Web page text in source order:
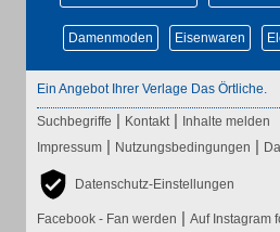
Damenmoden Eisenwaren
Ein Angebot Ihrer Verlage Das Örtliche.
Suchbegriffe | Kontakt | Inhalte melden
Impressum | Nutzungsbedingungen |
Datenschutz-Einstellungen
Facebook - Fan werden | Auf Instagram